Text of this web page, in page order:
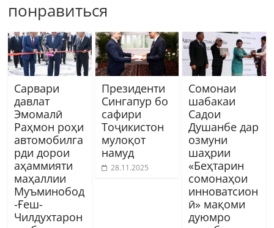
понравиться
Сарвари
давлат
Эмомалӣ
Раҳмон роҳи
автомобилга
рди дорои
аҳаммияти
маҳаллии
Муъминобод
-Ғеш-
Чилдухтарон
Президенти
Сингапур бо
сафири
Тоҷикистон
мулоқот
намуд
28.11.2025
Сомонаи
шабакаи
Садои
Душанбе дар
озмуни
шаҳрии
«Беҳтарин
сомонаҳои
инноватсион
ӣ» мақоми
дуюмро